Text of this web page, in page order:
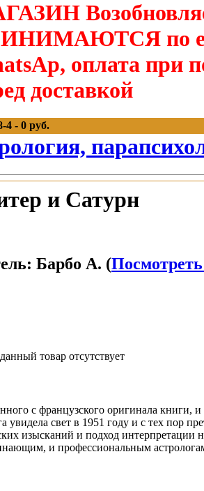
по e-
оплата при
доставкой
4 - 0 руб.
и Сатурн
Барбо А. (Посмотреть
товар отсутствует
с французского оригинала
увидела свет в 1951 году и с тех пор
изысканий и подход
и профессиональным